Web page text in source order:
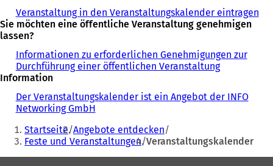
Veranstaltung in den Veranstaltungskalender eintragen
Sie möchten eine öffentliche Veranstaltung genehmigen
lassen?
Informationen zu erforderlichen Genehmigungen zur
Durchführung einer öffentlichen Veranstaltung
Information
Der Veranstaltungskalender ist ein Angebot der INFO
Networking GmbH
Sie
befinden
sich
Startseite Angebote entdecken
Feste und Veranstaltungen Veranstaltungskalender